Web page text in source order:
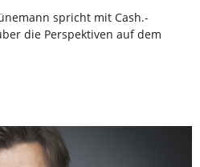
spricht mit Cash.-
die Perspektiven auf dem